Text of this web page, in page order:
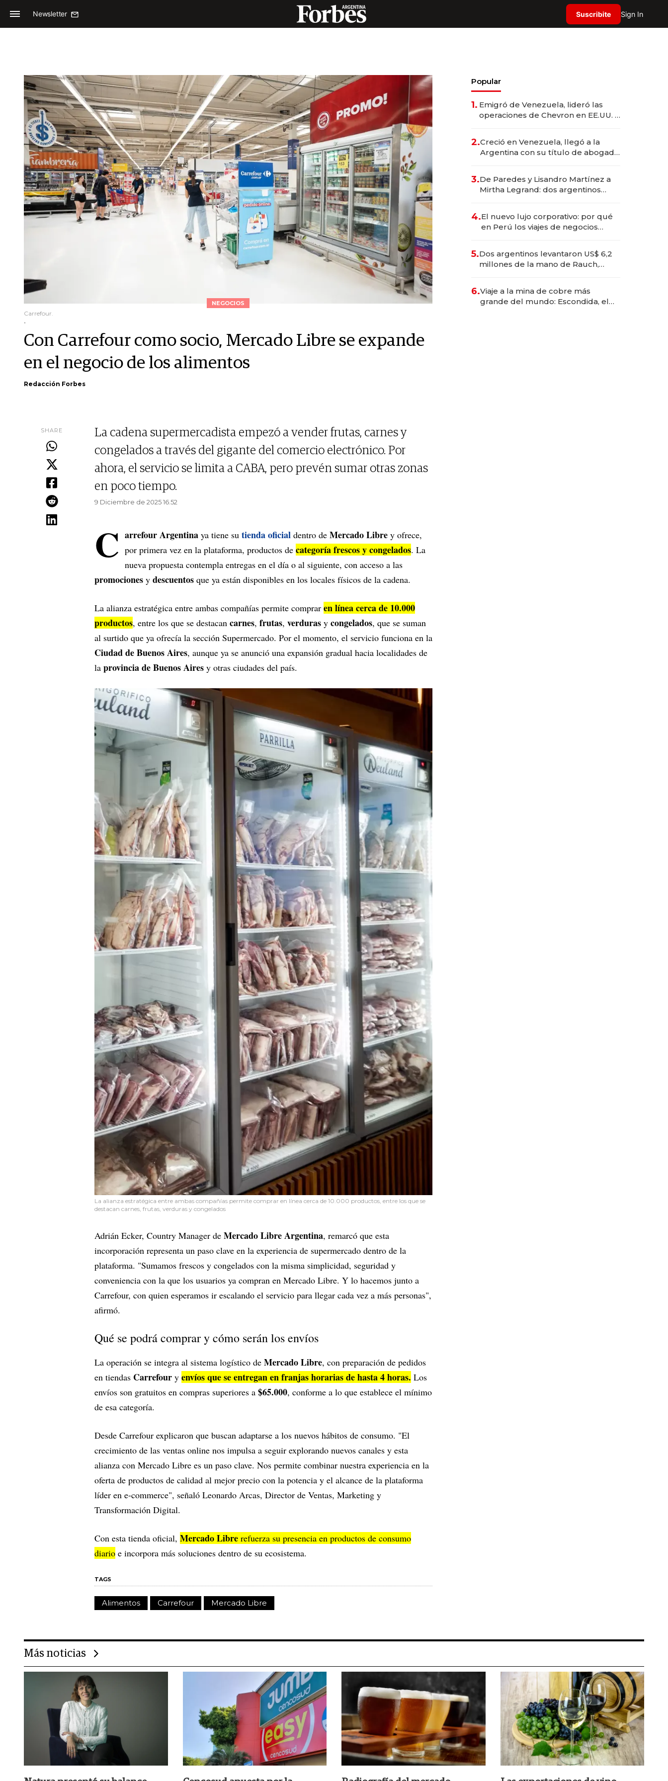
Newsletter Suscribite Sign In
NEGOCIOS
Carrefour.
.
Con Carrefour como socio, Mercado Libre se expande
en el negocio de los alimentos
Redacción Forbes
SHARE
La cadena supermercadista empezó a vender frutas, carnes y
congelados a través del gigante del comercio electrónico. Por
ahora, el servicio se limita a CABA, pero prevén sumar otras zonas
en poco tiempo.
9 Diciembre de 2025 16.52
C arrefour Argentina ya tiene su tienda oficial dentro de Mercado Libre y ofrece,
por primera vez en la plataforma, productos de categoría frescos y congelados. La
nueva propuesta contempla entregas en el día o al siguiente, con acceso a las
promociones y descuentos que ya están disponibles en los locales físicos de la cadena.
La alianza estratégica entre ambas compañías permite comprar en línea cerca de 10.000
productos, entre los que se destacan carnes, frutas, verduras y congelados, que se suman
al surtido que ya ofrecía la sección Supermercado. Por el momento, el servicio funciona en la
Ciudad de Buenos Aires, aunque ya se anunció una expansión gradual hacia localidades de
la provincia de Buenos Aires y otras ciudades del país.
La alianza estratégica entre ambas compañías permite comprar en línea cerca de 10.000 productos, entre los que se
destacan carnes, frutas, verduras y congelados
Adrián Ecker, Country Manager de Mercado Libre Argentina, remarcó que esta
incorporación representa un paso clave en la experiencia de supermercado dentro de la
plataforma. "Sumamos frescos y congelados con la misma simplicidad, seguridad y
conveniencia con la que los usuarios ya compran en Mercado Libre. Y lo hacemos junto a
Carrefour, con quien esperamos ir escalando el servicio para llegar cada vez a más personas",
afirmó.
Qué se podrá comprar y cómo serán los envíos
La operación se integra al sistema logístico de Mercado Libre, con preparación de pedidos
en tiendas Carrefour y envíos que se entregan en franjas horarias de hasta 4 horas. Los
envíos son gratuitos en compras superiores a $65.000, conforme a lo que establece el mínimo
de esa categoría.
Desde Carrefour explicaron que buscan adaptarse a los nuevos hábitos de consumo. "El
crecimiento de las ventas online nos impulsa a seguir explorando nuevos canales y esta
alianza con Mercado Libre es un paso clave. Nos permite combinar nuestra experiencia en la
oferta de productos de calidad al mejor precio con la potencia y el alcance de la plataforma
líder en e-commerce", señaló Leonardo Arcas, Director de Ventas, Marketing y
Transformación Digital.
Con esta tienda oficial, Mercado Libre refuerza su presencia en productos de consumo
diario e incorpora más soluciones dentro de su ecosistema.
TAGS
Alimentos Carrefour Mercado Libre
Popular
1. Emigró de Venezuela, lideró las
operaciones de Chevron en EE.UU. y
2.Creció en Venezuela, llegó a la
Argentina con su título de abogado
marcas "fast premium"
3.De Paredes y Lisandro Martínez a
Mirtha Legrand: dos argentinos
4.El nuevo lujo corporativo: por qué
en Perú los viajes de negocios
transformadoras
5.Dos argentinos levantaron US$ 6,2
millones de la mano de Rauch,
6.Viaje a la mina de cobre más
grande del mundo: Escondida, el
Más noticias